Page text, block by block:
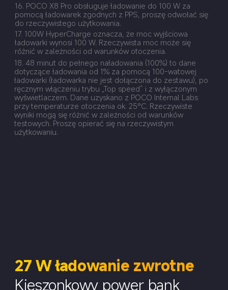
16. POCO X8 Pro obsługuje ładowanie do 100 W za
pomocą ładowarek zgodnych z PPS, proszę odwołać się
do rzeczywistego użytkowania.
17. 100W HyperCharge oznacza, że moc wyjściowa
ładowarki wynosi 100 W. Rzeczywista moc może się
różnić w zależności od warunków otoczenia.
18. 48 minut do pełnego naładowania (100%) to dane
dotyczące ładowania od 1% za pomocą 100-watowej
ładowarki (ładowarka nie jest dołączona do zestawu), po
ręcznym włączeniu trybu „Top speed” i z wyłączonym
wyświetlaczem. Dane uzyskano z POCO Internal Labs
przy temperaturze otoczenia ok. 25°C. Rzeczywiste
wyniki mogą się różnić w zależności od warunków
testowych. Proszę opierać się na rzeczywistym
użytkowaniu.
27 W ładowanie zwrotne
Kieszonkowy power bank